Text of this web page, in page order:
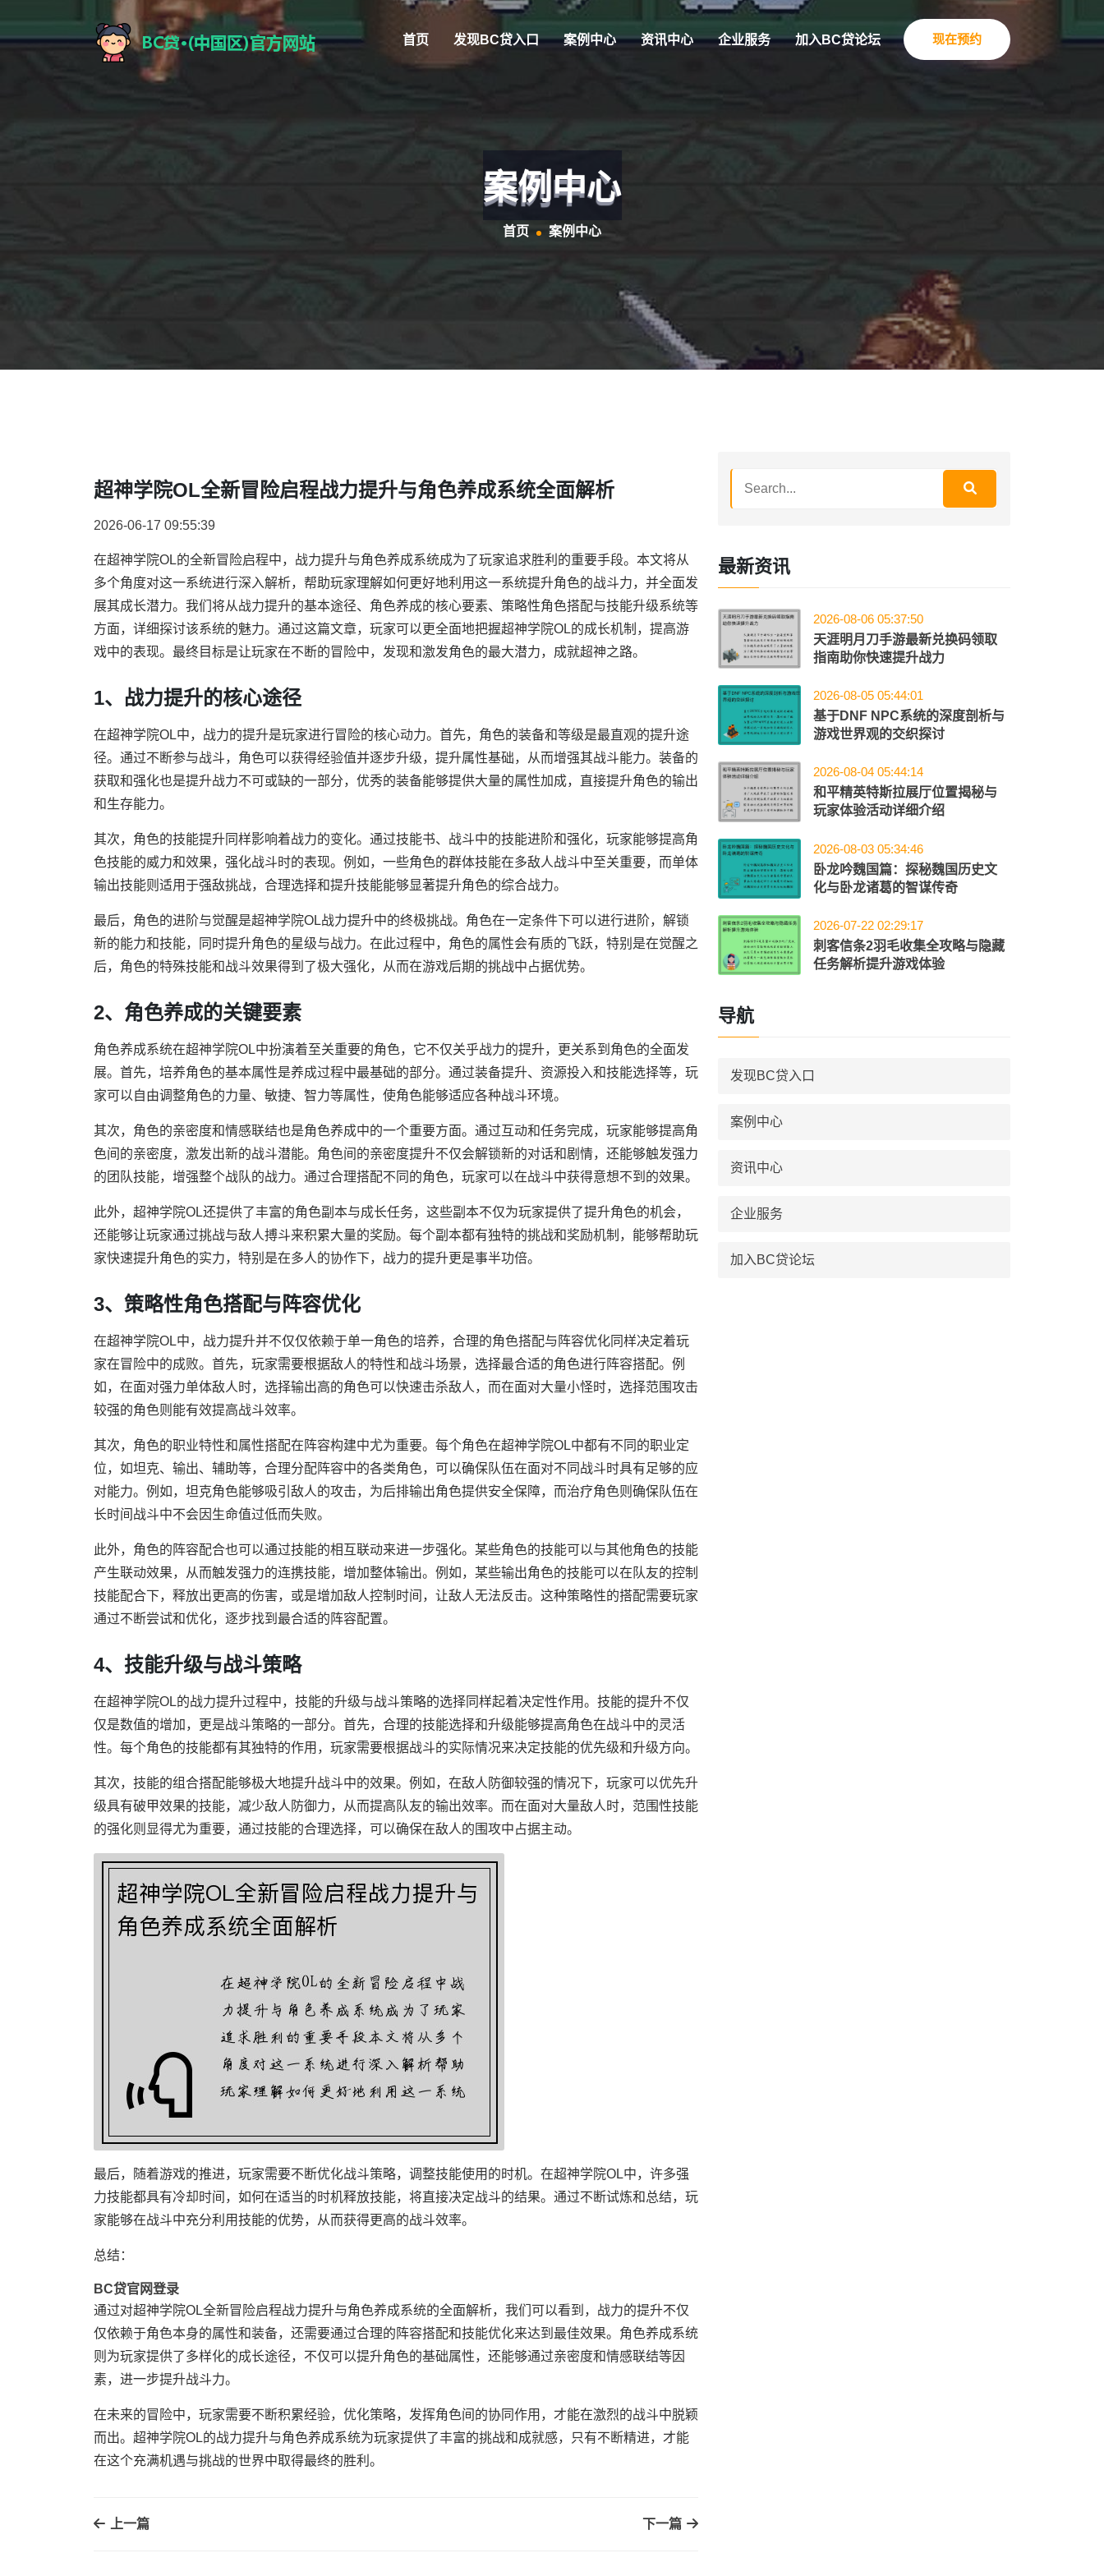
首页 发现BC贷入口 案例中心 资讯中心 企业服务 加入BC贷论坛 现在预约
案例中心
首页 案例中心
超神学院OL全新冒险启程战力提升与角色养成系统全面解析
2026-06-17 09:55:39
在超神学院OL的全新冒险启程中，战力提升与角色养成系统成为了玩家追求胜利的重要手段。本文将从
多个角度对这一系统进行深入解析，帮助玩家理解如何更好地利用这一系统提升角色的战斗力，并全面发
展其成长潜力。我们将从战力提升的基本途径、角色养成的核心要素、策略性角色搭配与技能升级系统等
方面，详细探讨该系统的魅力。通过这篇文章，玩家可以更全面地把握超神学院OL的成长机制，提高游
戏中的表现。最终目标是让玩家在不断的冒险中，发现和激发角色的最大潜力，成就超神之路。
1、战力提升的核心途径
在超神学院OL中，战力的提升是玩家进行冒险的核心动力。首先，角色的装备和等级是最直观的提升途
径。通过不断参与战斗，角色可以获得经验值并逐步升级，提升属性基础，从而增强其战斗能力。装备的
获取和强化也是提升战力不可或缺的一部分，优秀的装备能够提供大量的属性加成，直接提升角色的输出
和生存能力。
其次，角色的技能提升同样影响着战力的变化。通过技能书、战斗中的技能进阶和强化，玩家能够提高角
色技能的威力和效果，强化战斗时的表现。例如，一些角色的群体技能在多敌人战斗中至关重要，而单体
输出技能则适用于强敌挑战，合理选择和提升技能能够显著提升角色的综合战力。
最后，角色的进阶与觉醒是超神学院OL战力提升中的终极挑战。角色在一定条件下可以进行进阶，解锁
新的能力和技能，同时提升角色的星级与战力。在此过程中，角色的属性会有质的飞跃，特别是在觉醒之
后，角色的特殊技能和战斗效果得到了极大强化，从而在游戏后期的挑战中占据优势。
2、角色养成的关键要素
角色养成系统在超神学院OL中扮演着至关重要的角色，它不仅关乎战力的提升，更关系到角色的全面发
展。首先，培养角色的基本属性是养成过程中最基础的部分。通过装备提升、资源投入和技能选择等，玩
家可以自由调整角色的力量、敏捷、智力等属性，使角色能够适应各种战斗环境。
其次，角色的亲密度和情感联结也是角色养成中的一个重要方面。通过互动和任务完成，玩家能够提高角
色间的亲密度，激发出新的战斗潜能。角色间的亲密度提升不仅会解锁新的对话和剧情，还能够触发强力
的团队技能，增强整个战队的战力。通过合理搭配不同的角色，玩家可以在战斗中获得意想不到的效果。
此外，超神学院OL还提供了丰富的角色副本与成长任务，这些副本不仅为玩家提供了提升角色的机会，
还能够让玩家通过挑战与敌人搏斗来积累大量的奖励。每个副本都有独特的挑战和奖励机制，能够帮助玩
家快速提升角色的实力，特别是在多人的协作下，战力的提升更是事半功倍。
3、策略性角色搭配与阵容优化
在超神学院OL中，战力提升并不仅仅依赖于单一角色的培养，合理的角色搭配与阵容优化同样决定着玩
家在冒险中的成败。首先，玩家需要根据敌人的特性和战斗场景，选择最合适的角色进行阵容搭配。例
如，在面对强力单体敌人时，选择输出高的角色可以快速击杀敌人，而在面对大量小怪时，选择范围攻击
较强的角色则能有效提高战斗效率。
其次，角色的职业特性和属性搭配在阵容构建中尤为重要。每个角色在超神学院OL中都有不同的职业定
位，如坦克、输出、辅助等，合理分配阵容中的各类角色，可以确保队伍在面对不同战斗时具有足够的应
对能力。例如，坦克角色能够吸引敌人的攻击，为后排输出角色提供安全保障，而治疗角色则确保队伍在
长时间战斗中不会因生命值过低而失败。
此外，角色的阵容配合也可以通过技能的相互联动来进一步强化。某些角色的技能可以与其他角色的技能
产生联动效果，从而触发强力的连携技能，增加整体输出。例如，某些输出角色的技能可以在队友的控制
技能配合下，释放出更高的伤害，或是增加敌人控制时间，让敌人无法反击。这种策略性的搭配需要玩家
通过不断尝试和优化，逐步找到最合适的阵容配置。
4、技能升级与战斗策略
在超神学院OL的战力提升过程中，技能的升级与战斗策略的选择同样起着决定性作用。技能的提升不仅
仅是数值的增加，更是战斗策略的一部分。首先，合理的技能选择和升级能够提高角色在战斗中的灵活
性。每个角色的技能都有其独特的作用，玩家需要根据战斗的实际情况来决定技能的优先级和升级方向。
其次，技能的组合搭配能够极大地提升战斗中的效果。例如，在敌人防御较强的情况下，玩家可以优先升
级具有破甲效果的技能，减少敌人防御力，从而提高队友的输出效率。而在面对大量敌人时，范围性技能
的强化则显得尤为重要，通过技能的合理选择，可以确保在敌人的围攻中占据主动。
最后，随着游戏的推进，玩家需要不断优化战斗策略，调整技能使用的时机。在超神学院OL中，许多强
力技能都具有冷却时间，如何在适当的时机释放技能，将直接决定战斗的结果。通过不断试炼和总结，玩
家能够在战斗中充分利用技能的优势，从而获得更高的战斗效率。
总结：
BC贷官网登录
通过对超神学院OL全新冒险启程战力提升与角色养成系统的全面解析，我们可以看到，战力的提升不仅
仅依赖于角色本身的属性和装备，还需要通过合理的阵容搭配和技能优化来达到最佳效果。角色养成系统
则为玩家提供了多样化的成长途径，不仅可以提升角色的基础属性，还能够通过亲密度和情感联结等因
素，进一步提升战斗力。
在未来的冒险中，玩家需要不断积累经验，优化策略，发挥角色间的协同作用，才能在激烈的战斗中脱颖
而出。超神学院OL的战力提升与角色养成系统为玩家提供了丰富的挑战和成就感，只有不断精进，才能
在这个充满机遇与挑战的世界中取得最终的胜利。
上一篇 下一篇
最新资讯
2026-08-06 05:37:50
天涯明月刀手游最新兑换码领取
指南助你快速提升战力
2026-08-05 05:44:01
基于DNF NPC系统的深度剖析与
游戏世界观的交织探讨
2026-08-04 05:44:14
和平精英特斯拉展厅位置揭秘与
玩家体验活动详细介绍
2026-08-03 05:34:46
卧龙吟魏国篇：探秘魏国历史文
化与卧龙诸葛的智谋传奇
2026-07-22 02:29:17
刺客信条2羽毛收集全攻略与隐藏
任务解析提升游戏体验
导航
发现BC贷入口
案例中心
资讯中心
企业服务
加入BC贷论坛